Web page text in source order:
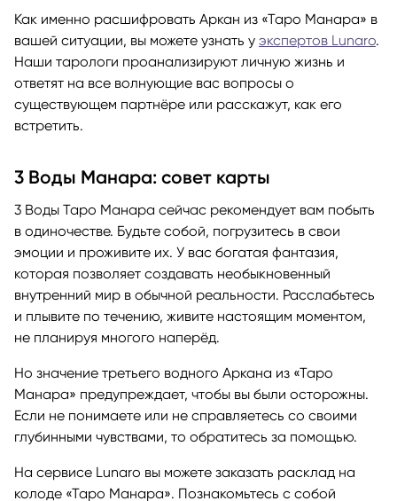
Как именно расшифровать Аркан из «Таро Манара» в
вашей ситуации, вы можете узнать у экспертов Lunaro.
Наши тарологи проанализируют личную жизнь и
ответят на все волнующие вас вопросы о
существующем партнёре или расскажут, как его
встретить.
3 Воды Манара: совет карты
3 Воды Таро Манара сейчас рекомендует вам побыть
в одиночестве. Будьте собой, погрузитесь в свои
эмоции и проживите их. У вас богатая фантазия,
которая позволяет создавать необыкновенный
внутренний мир в обычной реальности. Расслабьтесь
и плывите по течению, живите настоящим моментом,
не планируя многого наперёд.
Но значение третьего водного Аркана из «Таро
Манара» предупреждает, чтобы вы были осторожны.
Если не понимаете или не справляетесь со своими
глубинными чувствами, то обратитесь за помощью.
На сервисе Lunaro вы можете заказать расклад на
колоде «Таро Манара». Познакомьтесь с собой